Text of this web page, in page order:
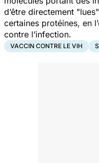
d’être directement
certaines protéines, en
contre l’infection.
VACCIN CONTRE LE VIH